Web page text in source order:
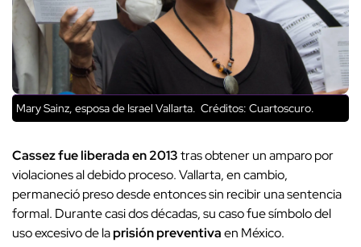
Mary Sainz, esposa de Israel Vallarta. Créditos: Cuartoscuro.
Cassez fue liberada en 2013tras obtener un amparo por
violaciones al debido proceso. Vallarta, en cambio,
permaneció preso desde entonces sin recibir una sentencia
formal. Durante casi dos décadas, su caso fue símbolo del
uso excesivo de laprisión preventivaen México.